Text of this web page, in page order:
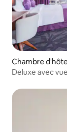
Chambre
Deluxe avec